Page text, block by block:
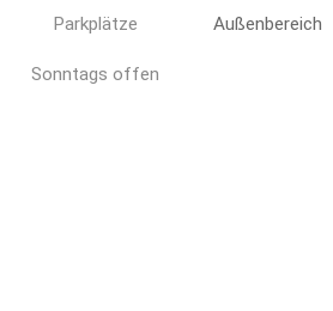
Parkplätze Außenbereich
Sonntags offen